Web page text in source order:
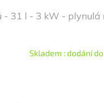
- 31 l - 3 kW -
Skladem : dodání